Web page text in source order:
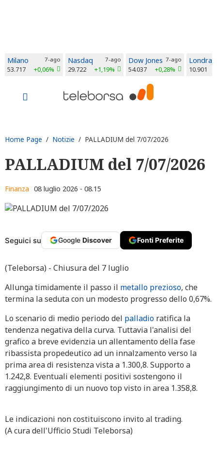
Milano 7-ago
53.717 +0,06%
Nasdaq 7-ago
29.722 +1,19%
Dow Jones 7-ago
54.037 +0,28%
Londra
10.901
Home Page / Notizie / PALLADIUM del 7/07/2026
PALLADIUM del 7/07/2026
Finanza 08 luglio 2026 - 08.15
Seguici su Google Discover Fonti Preferite
(Teleborsa) - Chiusura del 7 luglio
Allunga timidamente il passo il metallo prezioso, che
termina la seduta con un modesto progresso dello 0,67%.
Lo scenario di medio periodo del palladio ratifica la
tendenza negativa della curva. Tuttavia l'analisi del
grafico a breve evidenzia un allentamento della fase
ribassista propedeutico ad un innalzamento verso la
prima area di resistenza vista a 1.300,8. Supporto a
1.242,8. Eventuali elementi positivi sostengono il
raggiungimento di un nuovo top visto in area 1.358,8.
Le indicazioni non costituiscono invito al trading.
(A cura dell'Ufficio Studi Teleborsa)